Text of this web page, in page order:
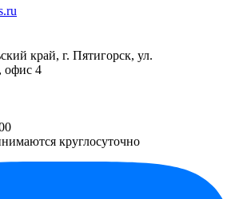
край, г. Пятигорск, ул.
офис 4
круглосуточно